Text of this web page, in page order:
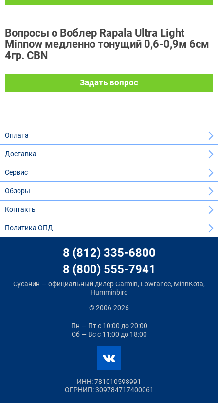
Вопросы о Воблер Rapala Ultra Light
Minnow медленно тонущий 0,6-0,9м 6см
4гр. CBN
Задать вопрос
Оплата
Доставка
Сервис
Обзоры
Контакты
Политика ОПД
8 (812) 335-6800
8 (800) 555-7941
Сусанин — официальный дилер Garmin, Lowrance, MinnKota,
Humminbird
© 2006-2026
Пн — Птс 10:00 до 20:00
Сб — Всс 11:00 до 18:00
ИНН: 781010598991
ОГРНИП: 309784717400061